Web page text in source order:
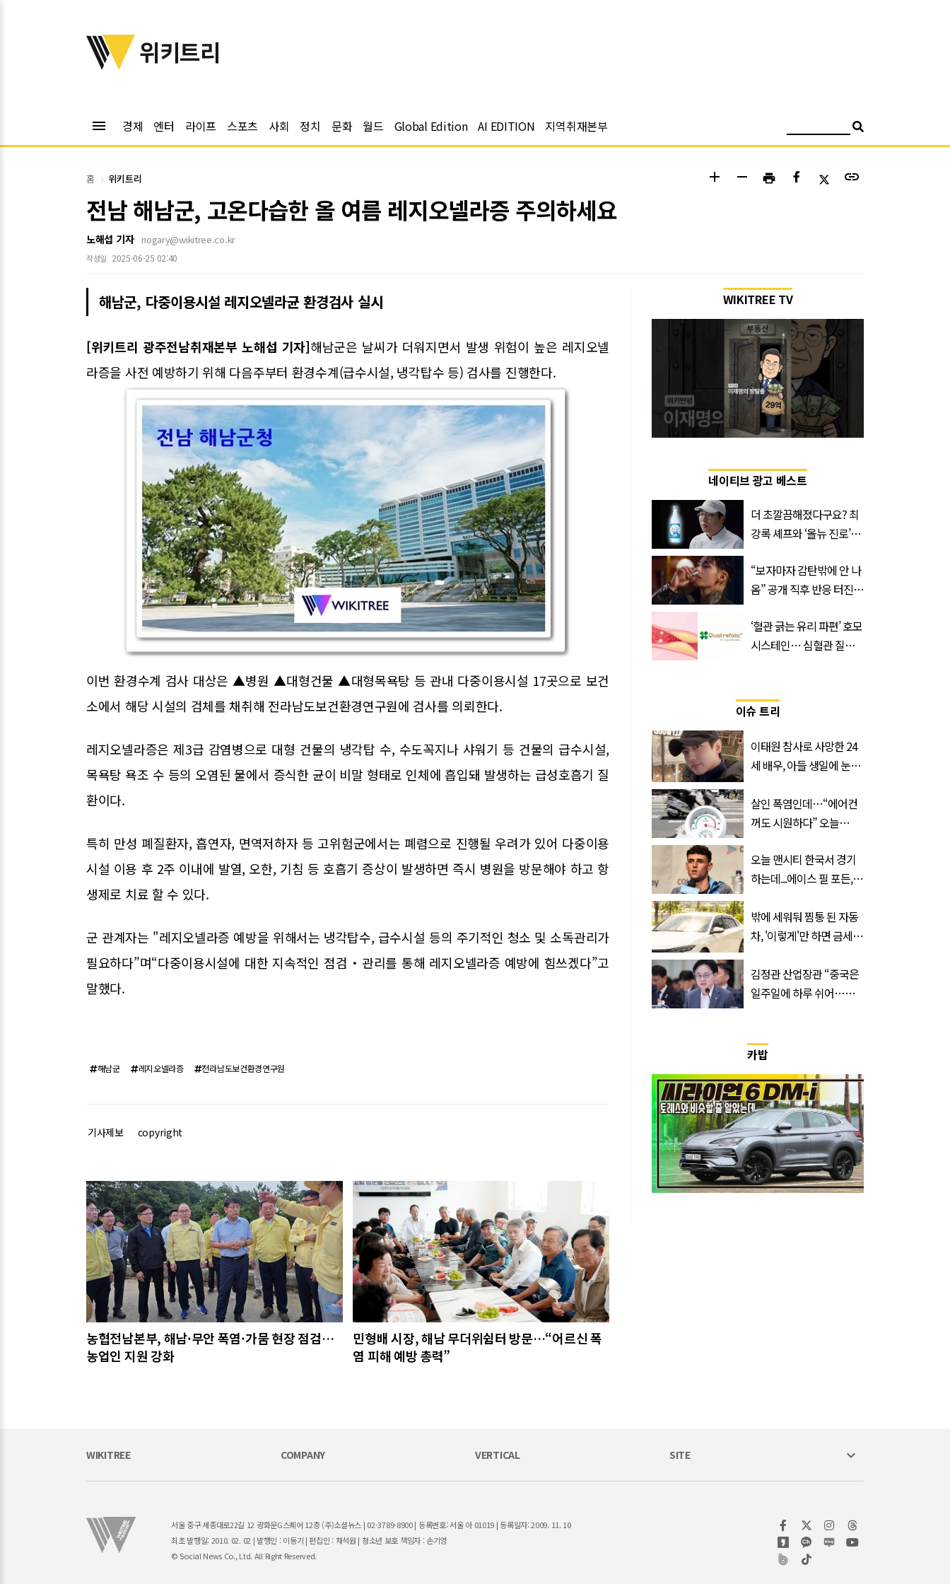
위키트리
위키트리
menu 경제 엔터 라이프 스포츠 사회 정치 문화 월드 Global Edition AI EDITION 지역취재본부
홈 위키트리 add remove print link
전남 해남군, 고온다습한 올 여름 레지오넬라증 주의하세요
노해섭 기자 nogary@wikitree.co.kr
작성일 2025-06-25 02:40
해남군, 다중이용시설 레지오넬라균 환경검사 실시
[위키트리 광주전남취재본부 노해섭 기자]해남군은 날씨가 더워지면서 발생 위험이 높은 레지오넬
라증을 사전 예방하기 위해 다음주부터 환경수계(급수시설, 냉각탑수 등) 검사를 진행한다.
이번 환경수계 검사 대상은 ▲병원 ▲대형건물 ▲대형목욕탕 등 관내 다중이용시설 17곳으로 보건
소에서 해당 시설의 검체를 채취해 전라남도보건환경연구원에 검사를 의뢰한다.
레지오넬라증은 제3급 감염병으로 대형 건물의 냉각탑 수, 수도꼭지나 샤워기 등 건물의 급수시설,
목욕탕 욕조 수 등의 오염된 물에서 증식한 균이 비말 형태로 인체에 흡입돼 발생하는 급성호흡기 질
환이다.
특히 만성 폐질환자, 흡연자, 면역저하자 등 고위험군에서는 폐렴으로 진행될 우려가 있어 다중이용
시설 이용 후 2주 이내에 발열, 오한, 기침 등 호흡기 증상이 발생하면 즉시 병원을 방문해야 하고 항
생제로 치료 할 수 있다.
군 관계자는 "레지오넬라증 예방을 위해서는 냉각탑수, 급수시설 등의 주기적인 청소 및 소독관리가
필요하다”며“다중이용시설에 대한 지속적인 점검・관리를 통해 레지오넬라증 예방에 힘쓰겠다”고
말했다.
해남군 레지오넬라증 전라남도보건환경연구원
기사제보 copyright
관련기사
농협전남본부, 해남·무안 폭염·가뭄 현장 점검…
농업인 지원 강화
민형배 시장, 해남 무더위쉼터 방문…“어르신 폭
염 피해 예방 총력”
WIKITREE TV
네이티브 광고 베스트
더 초깔끔해졌다구요? 최
강록 셰프와 ‘올뉴 진로’의
“보자마자 감탄밖에 안 나
옴” 공개 직후 반응 터진
‘혈관 긁는 유리 파편’ 호모
시스테인… 심혈관 질환
이슈 트리
이태원 참사로 사망한 24
세 배우, 아들 생일에 눈물
살인 폭염인데…“에어컨
꺼도 시원하다” 오늘
오늘 맨시티 한국서 경기
하는데...에이스 필 포든,
밖에 세워둬 찜통 된 자동
차, '이렇게'만 하면 금세
김정관 산업장관 “중국은
일주일에 하루 쉬어…주
카밥
keyboard_arrow_down
WIKITREE COMPANY VERTICAL SITE
서울 중구 세종대로22길 12 광화문G스퀘어 12층 (주)소셜뉴스 | 02-3789-8900 | 등록번호: 서울 아 01019 | 등록일자: 2009. 11. 10
최초 발행일: 2010. 02. 02 | 발행인 : 이동기 | 편집인 : 채석원 | 청소년 보호 책임자 : 손기영
© Social News Co., Ltd. All Right Reserved.
위키트리 페이스북위키트리 인스타그램
위키트리 유튜브
위키트리 틱톡